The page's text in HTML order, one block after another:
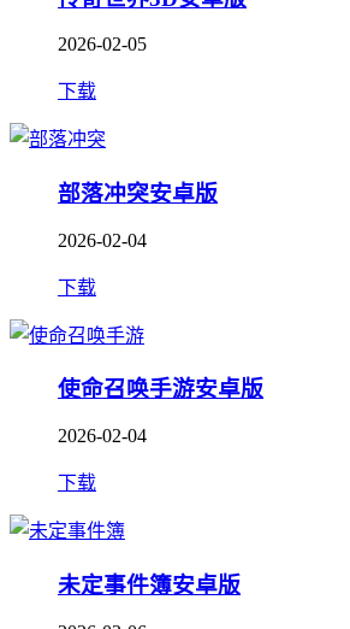
2026-02-05
下载
部落冲突安卓版
2026-02-04
下载
使命召唤手游安卓版
2026-02-04
下载
未定事件簿安卓版